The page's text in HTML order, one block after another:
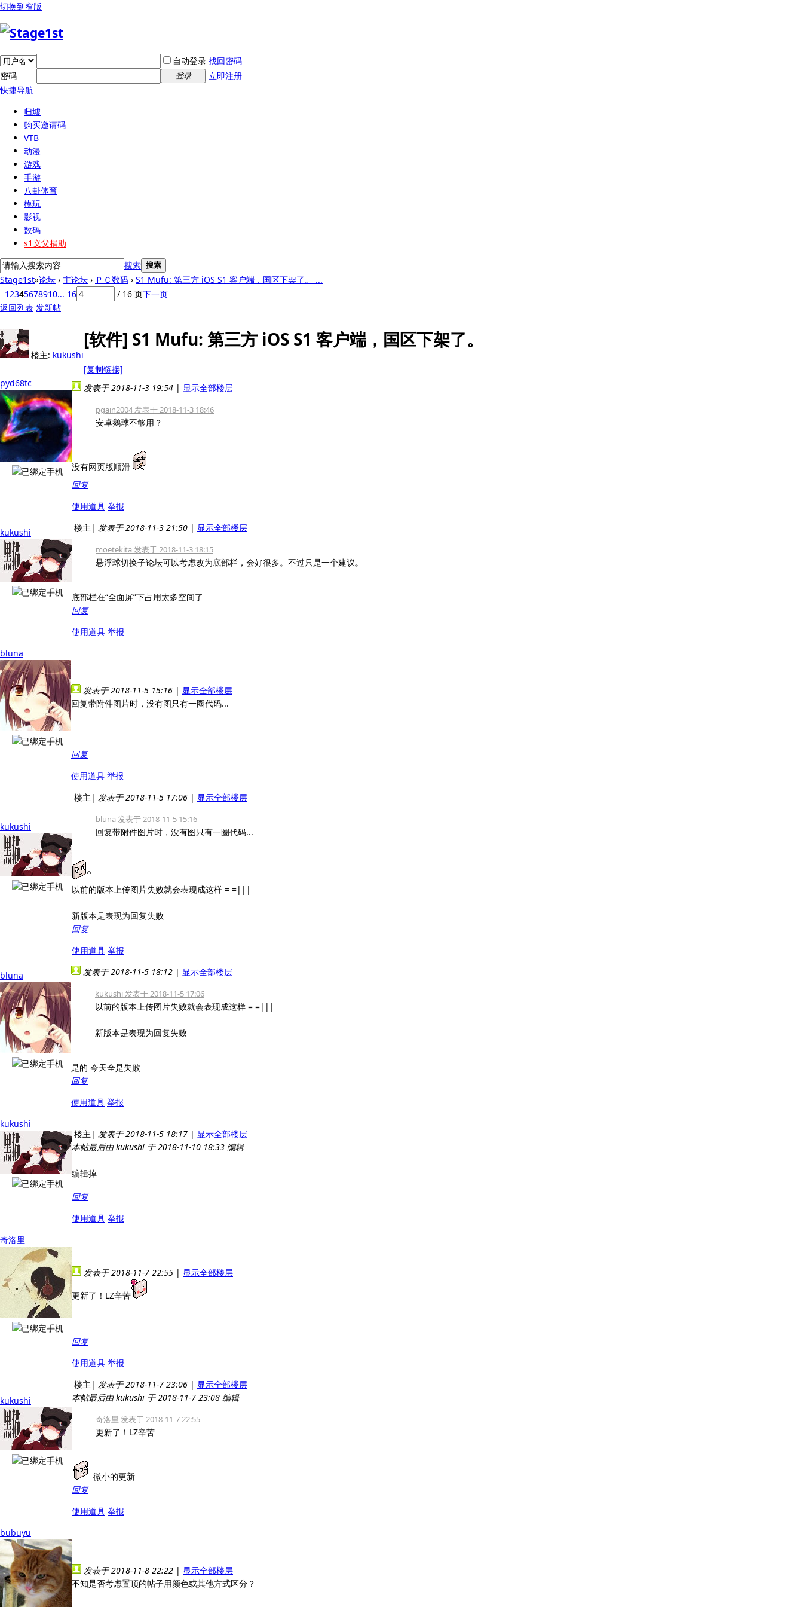
切换到窄版
自动登录 找回密码
密码
登录
立即注册
快捷导航
归墟
购买邀请码
VTB
动漫
游戏
手游
八卦体育
模玩
影视
数码
s1义父捐助
搜索 搜索
Stage1st»论坛 › 主论坛 › ＰＣ数码 › S1 Mufu: 第三方 iOS S1 客户端，国区下架了。 ...
12345678910... 16 / 16 页下一页
返回列表 发新帖
楼主: kukushi
[软件] S1 Mufu: 第三方 iOS S1 客户端，国区下架了。
[复制链接]
pyd68tc
发表于 2018-11-3 19:54 | 显示全部楼层
pgain2004 发表于 2018-11-3 18:46
安卓鹅球不够用？
没有网页版顺滑
回复
使用道具 举报
kukushi 楼主 | 发表于 2018-11-3 21:50 | 显示全部楼层
moetekita 发表于 2018-11-3 18:15
悬浮球切换子论坛可以考虑改为底部栏，会好很多。不过只是一个建议。
底部栏在“全面屏”下占用太多空间了
回复
使用道具 举报
bluna
发表于 2018-11-5 15:16 | 显示全部楼层
回复带附件图片时，没有图只有一圈代码...
回复
使用道具 举报
kukushi
楼主 | 发表于 2018-11-5 17:06 | 显示全部楼层
bluna 发表于 2018-11-5 15:16
回复带附件图片时，没有图只有一圈代码...
以前的版本上传图片失败就会表现成这样 = =|||
新版本是表现为回复失败
回复
使用道具 举报
bluna 发表于 2018-11-5 18:12 | 显示全部楼层
kukushi 发表于 2018-11-5 17:06
以前的版本上传图片失败就会表现成这样 = =|||
新版本是表现为回复失败
是的 今天全是失败
回复
使用道具 举报
kukushi
楼主 | 发表于 2018-11-5 18:17 | 显示全部楼层
本帖最后由 kukushi 于 2018-11-10 18:33 编辑
编辑掉
回复
使用道具 举报
奇洛里
发表于 2018-11-7 22:55 | 显示全部楼层
更新了！LZ辛苦
回复
使用道具 举报
kukushi
楼主 | 发表于 2018-11-7 23:06 | 显示全部楼层
本帖最后由 kukushi 于 2018-11-7 23:08 编辑
奇洛里 发表于 2018-11-7 22:55
更新了！LZ辛苦
微小的更新
回复
使用道具 举报
bubuyu
发表于 2018-11-8 22:22 | 显示全部楼层
不知是否考虑置顶的帖子用颜色或其他方式区分？